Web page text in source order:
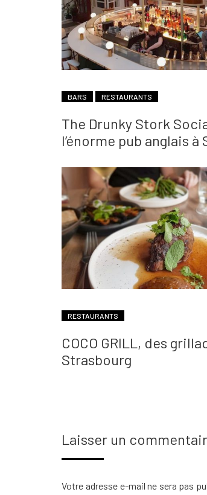
BARS RESTAURANTS
The Drunky Stork
l’énorme pub anglais à
RESTAURANTS
COCO GRILL, des
Strasbourg
Laisser un
Votre adresse e-mail ne sera pas